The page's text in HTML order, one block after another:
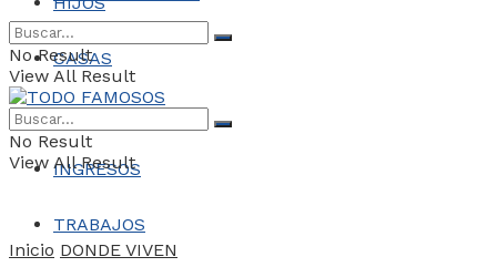
CASAS
COCHES
INGRESOS
TRABAJOS
No Result
View All Result
No Result
View All Result
Inicio DONDE VIVEN